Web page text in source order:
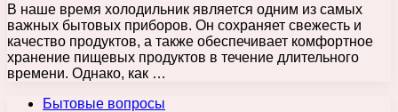
В наше время холодильник является одним из самых
важных бытовых приборов. Он сохраняет свежесть и
качество продуктов, а также обеспечивает комфортное
хранение пищевых продуктов в течение длительного
времени. Однако, как …
Бытовые вопросы